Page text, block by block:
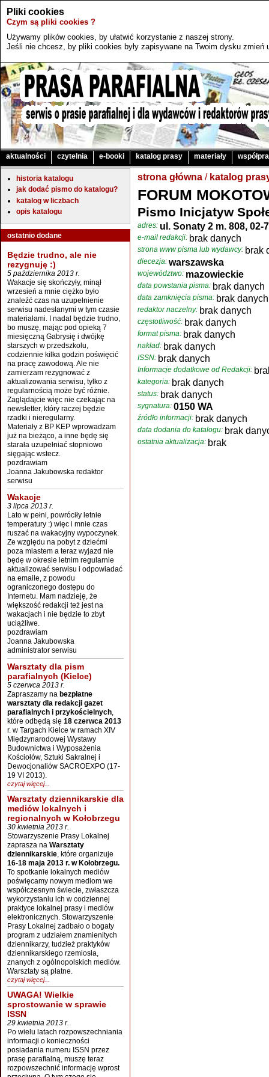
Pliki cookies
Czym są pliki cookies ?
Używamy plików cookies, by ułatwić korzystanie z naszej strony.
Jeśli nie chcesz, by pliki cookies były zapisywane na Twoim dysku zmień
aktualności czytelnia e-booki katalog prasy materiały
historia katalogu
jak dodać pismo do katalogu?
katalog w liczbach
opis katalogu
ostatnio dodane
Będzie trudno, ale nie
rezygnuję :)
5 października 2013 r.
Wakacje się skończyły, minął
wrzesień a mnie ciężko było
znaleźć czas na uzupełnienie
serwisu nadesłanymi w tym czasie
materiałami. I nadal będzie trudno,
bo muszę, mając pod opieką 7
miesięczną Gabrysię i dwójkę
starszych w przedszkolu,
codziennie kilka godzin poświęcić
na pracę zawodową. Ale nie
zamierzam rezygnować z
aktualizowania serwisu, tylko z
regularnością może być różnie.
Zaglądajcie więc nie czekając na
newsletter, który raczej będzie
rzadki i nieregularny.
Materiały z BP KEP wprowadzam
już na bieżąco, a inne będę się
starała uzupełniać stopniowo
sięgając wstecz.
pozdrawiam
Joanna Jakubowska redaktor
serwisu
Wakacje
3 lipca 2013 r.
Lato w pełni, powróciły letnie
temperatury :) więc i mnie czas
ruszać na wakacyjny wypoczynek.
Ze względu na pobyt z dziećmi
poza miastem a teraz wyjazd nie
będę w okresie letnim regularnie
aktualizować serwisu i odpowiadać
na emaile, z powodu
ograniczonego dostępu do
Internetu. Mam nadzieję, że
większość redakcji też jest na
wakacjach i nie będzie to zbyt
uciążliwe.
pozdrawiam
Joanna Jakubowska
administrator serwisu
Warsztaty dla pism
parafialnych (Kielce)
5 czerwca 2013 r.
Zapraszamy na bezpłatne
warsztaty dla redakcji gazet
parafialnych i przykościelnych,
które odbędą się 18 czerwca 2013
r. w Targach Kielce w ramach XIV
Międzynarodowej Wystawy
Budownictwa i Wyposażenia
Kościołów, Sztuki Sakralnej i
Dewocjonaliów SACROEXPO (17-
19 VI 2013).
czytaj więcej...
Warsztaty dziennikarskie dla
mediów lokalnych i
regionalnych w Kołobrzegu
30 kwietnia 2013 r.
Stowarzyszenie Prasy Lokalnej
zaprasza na Warsztaty
dziennikarskie, które organizuje
16-18 maja 2013 r. w Kołobrzegu.
To spotkanie lokalnych mediów
poświęcamy nowym mediom we
współczesnym świecie, zwłaszcza
wykorzystaniu ich w codziennej
praktyce lokalnej prasy i mediów
elektronicznych. Stowarzyszenie
Prasy Lokalnej zadbało o bogaty
program z udziałem znamienitych
dziennikarzy, tudzież praktyków
dziennikarskiego rzemiosła,
znanych z ogólnopolskich mediów.
Warsztaty są płatne.
czytaj więcej...
UWAGA! Wielkie
sprostowanie w sprawie
ISSN
29 kwietnia 2013 r.
Po wielu latach rozpowszechniania
informacji o konieczności
posiadania numeru ISSN przez
prasę parafialną, muszę teraz
rozpowszechnić informację wprost
strona główna / katalog
FORUM
Pismo Inicjatyw
adres: ul. Sonaty 2 m. 808, 02-
e-mail redakcji: brak danych
strona www pisma lub wydawcy: brak
diecezja: warszawska
województwo: mazowieckie
data powstania pisma: brak danych
data zamknięcia pisma: brak danych
redaktor naczelny: brak danych
częstotliwość: brak danych
format pisma: brak danych
nakład: brak danych
ISSN: brak danych
Informacje dodatkowe od Redakcji:
kategoria: brak danych
status: brak danych
sygnatura: 0150 WA
źródło informacji: brak danych
data dodania do katalogu: brak
ostatnia aktualizacja: brak